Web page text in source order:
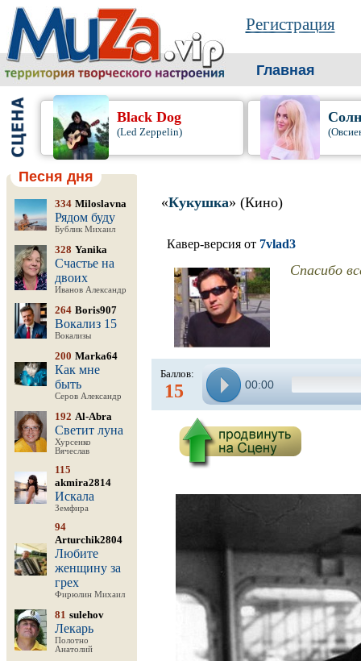
Регистрация
Главная
Black Dog
(Led Zeppelin)
Песня дня
334 Miloslavna
Рядом буду
Бублик Михаил
328 Yanika
Счастье на
двоих
Иванов Александр
264 Boris907
Вокализ 15
Вокализы
200 Marka64
Как мне
быть
Серов Александр
192 Al-Abra
Светит луна
Хурсенко
Вячеслав
115
akmira2814
Искала
Земфира
94
Arturchik2804
Любите
женщину за
грех
Фирюлин Михаил
81 sulehov
Лекарь
Полотно
Анатолий
«Кукушка» (Кино)
Кавер-версия от 7vlad3
Спасибо
Баллов:
15 00:00